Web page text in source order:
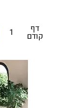
דף
קודם 1